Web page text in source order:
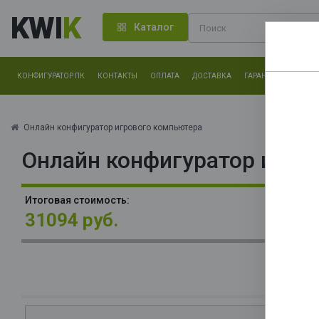
KWIK Каталог
КОНФИГУРАТОР ПК КОНТАКТЫ ОПЛАТА ДОСТАВКА ГАРАНТИЯ
Онлайн конфигуратор игрового компьютера
Онлайн конфигуратор
Итоговая стоимость:
31094 руб.